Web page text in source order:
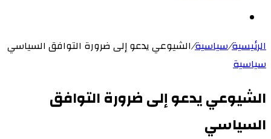
الرئيسية/سياسية/الشيوعي يدعو إلى ضرورة التوافق السياسي
سياسية
الشيوعي يدعو إلى ضرورة التوافق
السياسي